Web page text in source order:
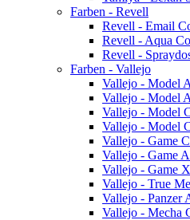
Farben - Revell
Revell - Email
Revell - Aqua
Revell -
Farben - Vallejo
Vallejo - Model
Vallejo - Model
Vallejo - Model
Vallejo - Model
Vallejo - Game
Vallejo - Game
Vallejo - Game
Vallejo - True
Vallejo - Panzer
Vallejo - Mecha